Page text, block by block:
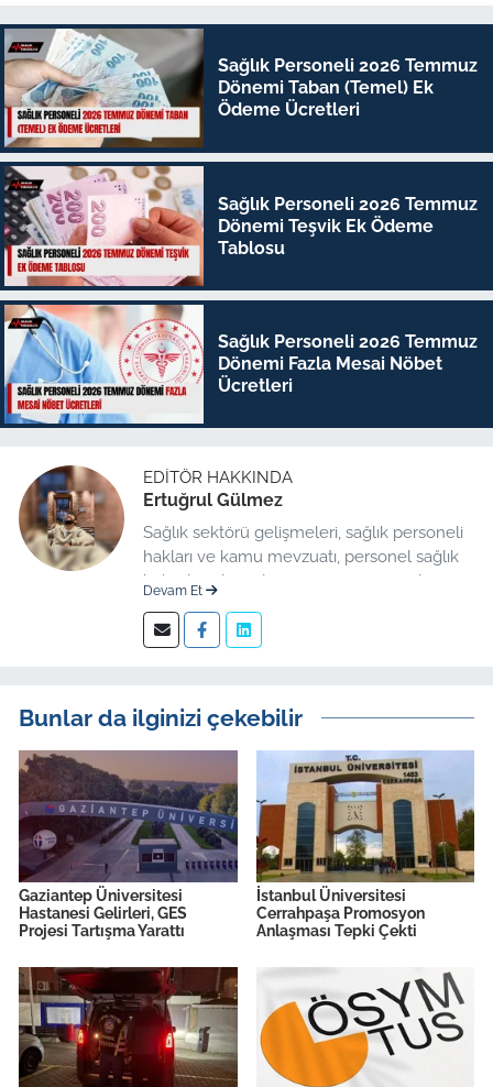
Sağlık Personeli 2026 Temmuz
Dönemi Taban (Temel) Ek
Ödeme Ücretleri
Sağlık Personeli 2026 Temmuz
Dönemi Teşvik Ek Ödeme
Tablosu
Sağlık Personeli 2026 Temmuz
Dönemi Fazla Mesai Nöbet
Ücretleri
EDITÖR HAKKINDA
Ertuğrul Gülmez
Sağlık sektörü gelişmeleri, sağlık personeli
hakları ve kamu mevzuatı, personel sağlık
haberleri düzenleme üzerine uzmanlaşmış
Devam Et
Bunlar da ilginizi çekebilir
Gaziantep Üniversitesi
Hastanesi Gelirleri, GES
Projesi Tartışma Yarattı
İstanbul Üniversitesi
Cerrahpaşa Promosyon
Anlaşması Tepki Çekti